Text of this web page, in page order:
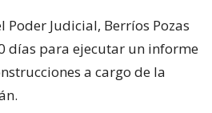
Poder Judicial, Berríos Pozas
días para ejecutar un informe
a cargo de la